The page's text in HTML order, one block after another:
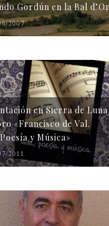
Gordún en la Bal
2007
en Sierra de Luna
«Francisco de Val.
y Música»
2011